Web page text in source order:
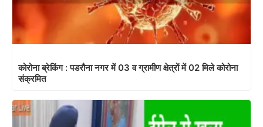
कोरोना ब्रेकिंग : पडरौना नगर में 03 व ग्रामीण क्षेत्रों में 02 मिले कोरोना
संक्रमित